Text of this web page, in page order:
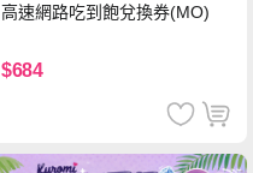
高速網路吃到飽兌換券(MO)
$684